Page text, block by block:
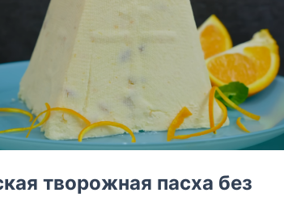
творожная пасха без